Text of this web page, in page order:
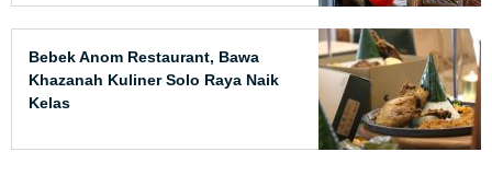
Bebek Anom Restaurant, Bawa
Khazanah Kuliner Solo Raya Naik
Kelas